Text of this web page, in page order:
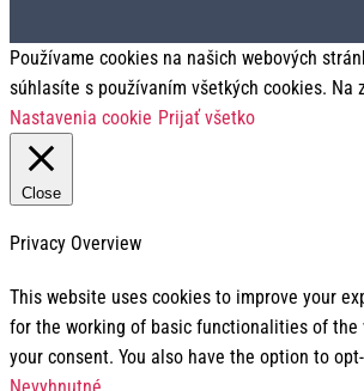
Používame cookies na našich webových
súhlasíte s používaním všetkých cookies.
Nastavenia cookie Prijať všetko
Close
Privacy Overview
This website uses cookies to improve your
for the working of basic functionalities of the
your consent. You also have the option to